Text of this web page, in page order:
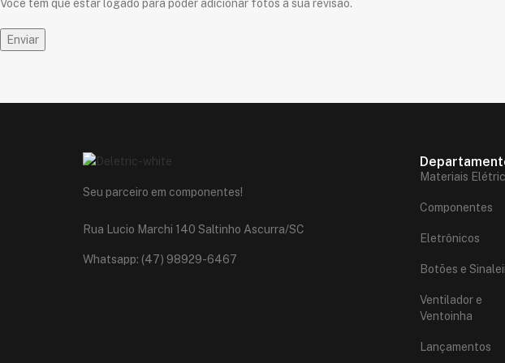
Você tem que estar logado para poder adicionar fotos à sua revisão.
Seu parceiro em componentes!
Rua Lucio Marchi 140 Saltinho Ascurra/SC
Whatsapp: (47) 98929-6467
Materiais
Componentes
Eletrônicos
Botões e
Ventilador e
Ventoinha
Lançamentos